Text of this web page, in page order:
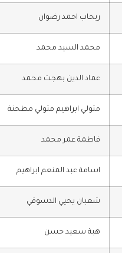
ريحاب احمد رضوان
محمد السيد محمد
عماد الدين بهجت محمد
متولي ابراهيم متولي مطحنة
فاطمة عمر محمد
اسامة عبد المنعم ابراهيم
شعبان يحيي الدسوقي
هبة سعيد حسن